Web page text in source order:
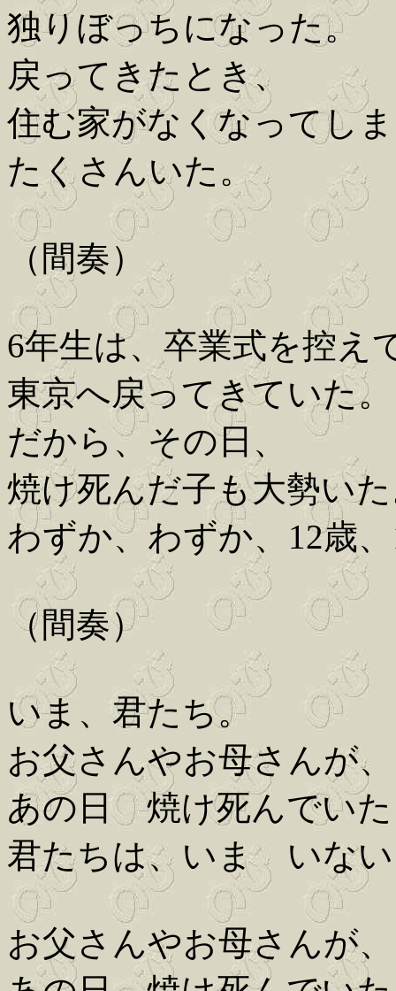
独りぼっちになった。
戻ってきたとき、
住む家がなくなってし
たくさんいた。
（間奏）
6年生は、卒業式を控え
東京へ戻ってきていた。
だから、その日、
焼け死んだ子も大勢い
わずか、わずか、12歳
（間奏）
いま、君たち。
お父さんやお母さんが、
あの日 焼け死んでい
君たちは、いま いない
お父さんやお母さんが、